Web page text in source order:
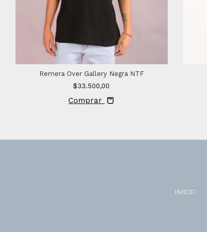
Remera Over Gallery Negra NTF
$33.500,00
Comprar
INICIO